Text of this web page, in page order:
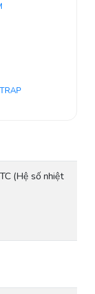
(Hệ số nhiệt